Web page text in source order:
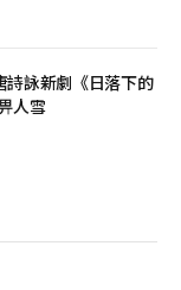
詩詠新劇《日落下的
人雪